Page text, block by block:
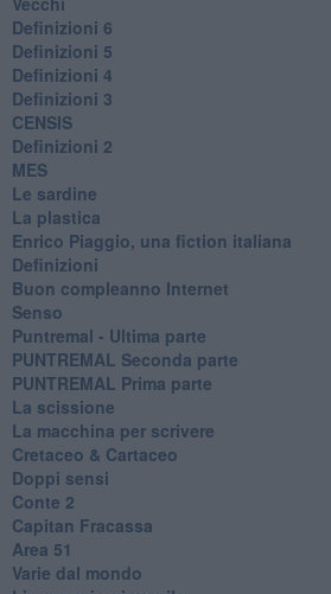
Definizioni 6
Definizioni 5
Definizioni 4
Definizioni 3
CENSIS
​Definizioni 2
MES
Le sardine
La plastica
​Enrico Piaggio, una fiction italiana
Definizioni
​Buon compleanno Internet
Senso
Puntremal - Ultima parte
PUNTREMAL Seconda parte
​PUNTREMAL Prima parte
La scissione
La macchina per scrivere
Cretaceo & Cartaceo
Doppi sensi
​Conte 2
​Capitan Fracassa
​Area 51
Varie dal mondo